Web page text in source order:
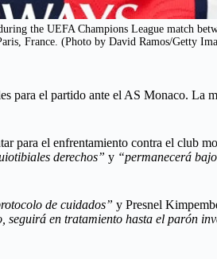
the UEFA Champions League match
France. (Photo by David Ramos/Getty
para el partido ante el AS Monaco. La
para el enfrentamiento contra el club
derechos” y “permanecerá
de cuidados” y Presnel
seguirá en tratamiento hasta el parón